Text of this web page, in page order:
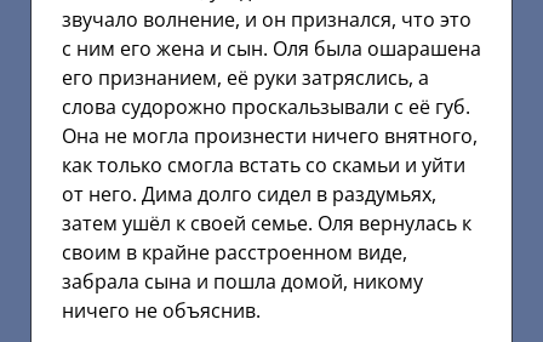
звучало волнение, и он признался, что это
с ним его жена и сын. Оля была ошарашена
его признанием, её руки затряслись, а
слова судорожно проскальзывали с её губ.
Она не могла произнести ничего внятного,
как только смогла встать со скамьи и уйти
от него. Дима долго сидел в раздумьях,
затем ушёл к своей семье. Оля вернулась к
своим в крайне расстроенном виде,
забрала сына и пошла домой, никому
ничего не объяснив.